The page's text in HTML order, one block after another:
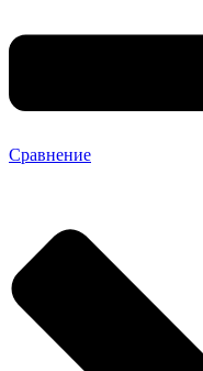
Сравнение